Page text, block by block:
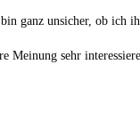
ganz unsicher, ob ich
Meinung sehr